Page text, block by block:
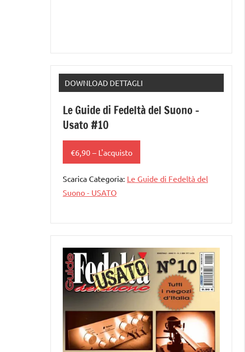
DOWNLOAD DETTAGLI
Le Guide di Fedeltà del Suono –
Usato #10
€6,90 – L'acquisto
Scarica Categoria: Le Guide di Fedeltà del
Suono - USATO